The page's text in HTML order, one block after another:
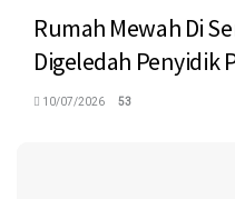
Rumah Mewah Di
Digeledah Penyidik
10/07/2026 53